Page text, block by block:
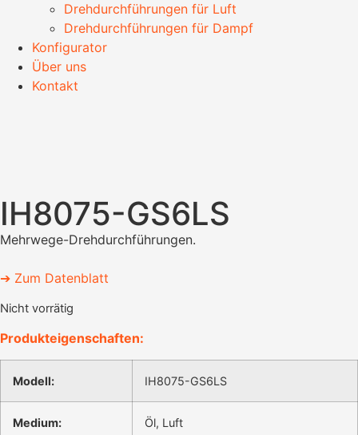
Drehdurchführungen für Luft
Drehdurchführungen für Dampf
Konfigurator
Über uns
Kontakt
IH8075-GS6LS
Mehrwege-Drehdurchführungen.
➔ Zum Datenblatt
Nicht vorrätig
Produkteigenschaften:
Modell: IH8075-GS6LS
Medium: Öl, Luft